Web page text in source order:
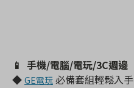
📱 手機/電腦/電玩/3C週邊
◆ GE電玩 必備套組輕鬆入手